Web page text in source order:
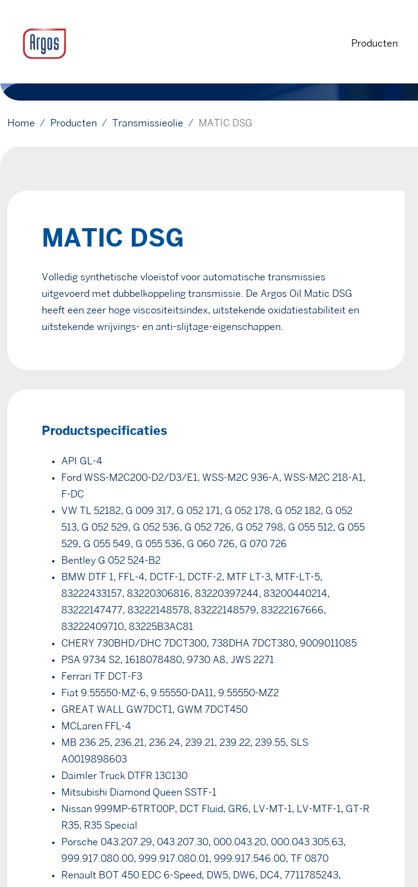
Producten
Home Producten Transmissieolie MATIC DSG
MATIC DSG
Volledig synthetische vloeistof voor automatische transmissies
uitgevoerd met dubbelkoppeling transmissie. De Argos Oil Matic DSG
heeft een zeer hoge viscositeitsindex, uitstekende oxidatiestabiliteit en
uitstekende wrijvings- en anti-slijtage-eigenschappen.
Productspecificaties
API GL-4
Ford WSS-M2C200-D2/D3/E1, WSS-M2C 936-A, WSS-M2C 218-A1,
F-DC
VW TL 52182, G 009 317, G 052 171, G 052 178, G 052 182, G 052
513, G 052 529, G 052 536, G 052 726, G 052 798, G 055 512, G 055
529, G 055 549, G 055 536, G 060 726, G 070 726
Bentley G 052 524-B2
BMW DTF 1, FFL-4, DCTF-1, DCTF-2, MTF LT-3, MTF-LT-5,
83222433157, 83220306816, 83220397244, 83200440214,
83222147477, 83222148578, 83222148579, 83222167666,
83222409710, 83225B3AC81
CHERY 730BHD/DHC 7DCT300, 738DHA 7DCT380, 9009011085
PSA 9734 S2, 1618078480, 9730 A8, JWS 2271
Ferrari TF DCT-F3
Fiat 9.55550-MZ-6, 9.55550-DA11, 9.55550-MZ2
GREAT WALL GW7DCT1, GWM 7DCT450
MCLaren FFL-4
MB 236.25, 236.21, 236.24, 239.21, 239.22, 239.55, SLS
A0019898603
Daimler Truck DTFR 13C130
Mitsubishi Diamond Queen SSTF-1
Nissan 999MP-6TRT00P, DCT Fluid, GR6, LV-MT-1, LV-MTF-1, GT-R
R35, R35 Special
Porsche 043.207.29, 043.207.30, 000.043.20, 000.043.305.63,
999.917.080.00, 999.917.080.01, 999.917.546.00, TF 0870
Renault BOT 450 EDC 6-Speed, DW5, DW6, DC4, 7711785243,